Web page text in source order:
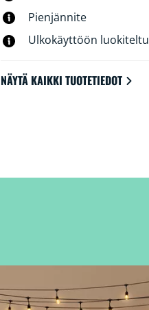
Pienjännite
Ulkokäyttöön luokiteltu
NÄYTÄ KAIKKI TUOTETIEDOT